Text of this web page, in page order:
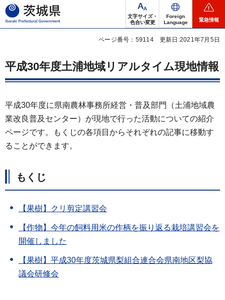
茨城県
文字サイズ・
色合い変更
Foreign
Language
緊急情報
ページ番号：59114 更新日:2021年7月5日
平成30年度土浦地域リアルタイム現地情報
平成30年度に県南農林事務所経営・普及部門（土浦地域農
業改良普及センター）が現地で行った活動についての紹介
ページです。もくじの各項目からそれぞれの記事に移動す
ることができます。
もくじ
【果樹】クリ剪定講習会
【作物】今年の飼料用米の作柄を振り返る栽培講習会を
開催しました
【果樹】平成30年度茨城県梨組合連合会県南地区梨協
議会研修会